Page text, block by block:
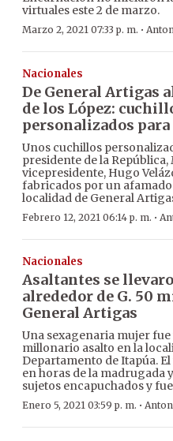
virtuales este 2 de marzo.
Marzo 2, 2021 07:33 p. m. ·
Nacionales
De General Artigas
de los López:
personalizados
Unos cuchillos
presidente de la
vicepresidente, Hugo
fabricados por un
localidad de General
Febrero 12, 2021 06:14 p. m. ·
Nacionales
Asaltantes se
alrededor de G. 50
General Artigas
Una sexagenaria mujer
millonario asalto en la
Departamento de Itapúa.
en horas de la madrugada
sujetos encapuchados y
Enero 5, 2021 03:59 p. m. ·